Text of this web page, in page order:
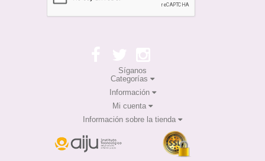
Síganos
Categorías
Información
Mi cuenta
Información sobre la tienda